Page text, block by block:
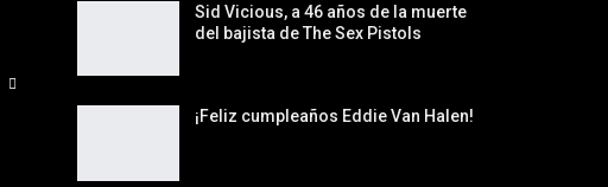
Sid Vicious, a 46 años de la muerte
del bajista de The Sex Pistols
¡Feliz cumpleaños Eddie Van Halen!